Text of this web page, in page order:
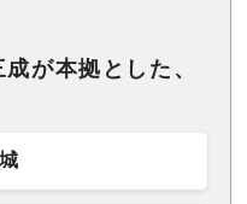
が本拠とした、